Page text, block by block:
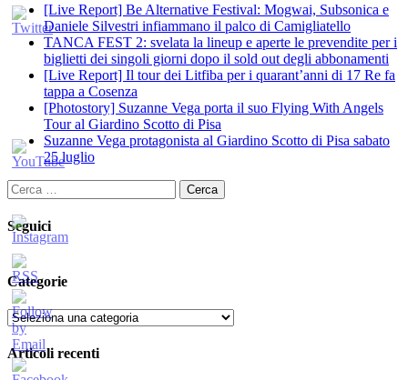
[Live Report] Be Alternative Festival: Mogwai, Subsonica e
Daniele Silvestri infiammano il palco di Camigliatello
TANCA FEST 2: svelata la lineup e aperte le prevendite per i
biglietti dei singoli giorni dopo il sold out degli abbonamenti
[Live Report] Il tour dei Litfiba per i quarant’anni di 17 Re fa
tappa a Cosenza
[Photostory] Suzanne Vega porta il suo Flying With Angels
Tour al Giardino Scotto di Pisa
Suzanne Vega protagonista al Giardino Scotto di Pisa sabato
25 luglio
Ricerca
per:
Seguici
Categorie
Categorie
Articoli recenti